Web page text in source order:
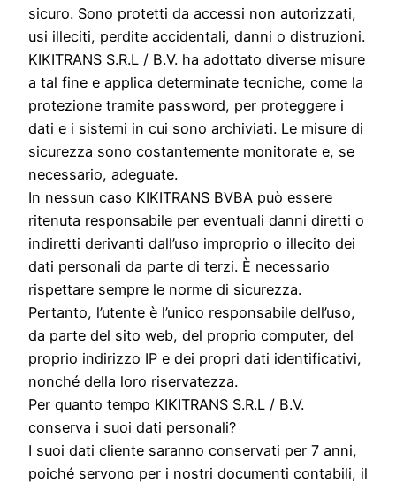
sicuro. Sono protetti da accessi non autorizzati,
usi illeciti, perdite accidentali, danni o distruzioni.
KIKITRANS S.R.L / B.V. ha adottato diverse misure
a tal fine e applica determinate tecniche, come la
protezione tramite password, per proteggere i
dati e i sistemi in cui sono archiviati. Le misure di
sicurezza sono costantemente monitorate e, se
necessario, adeguate.
In nessun caso KIKITRANS BVBA può essere
ritenuta responsabile per eventuali danni diretti o
indiretti derivanti dall’uso improprio o illecito dei
dati personali da parte di terzi. È necessario
rispettare sempre le norme di sicurezza.
Pertanto, l’utente è l’unico responsabile dell’uso,
da parte del sito web, del proprio computer, del
proprio indirizzo IP e dei propri dati identificativi,
nonché della loro riservatezza.
Per quanto tempo KIKITRANS S.R.L / B.V.
conserva i suoi dati personali?
I suoi dati cliente saranno conservati per 7 anni,
poiché servono per i nostri documenti contabili, il